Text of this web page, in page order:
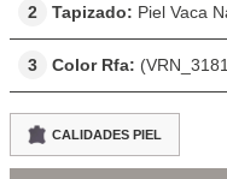
2 Tapizado: Piel Vaca
3 Color Rfa:
CALIDADES PIEL